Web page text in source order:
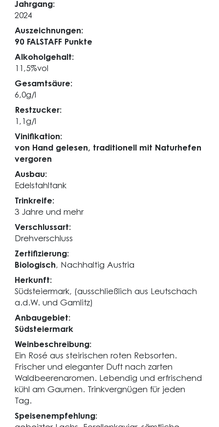
Jahrgang:
2024
Auszeichnungen:
90 FALSTAFF Punkte
Alkoholgehalt:
11,5%vol
Gesamtsäure:
6,0g/l
Restzucker:
1,1g/l
Vinifikation:
von Hand gelesen, traditionell mit Naturhefen
vergoren
Ausbau:
Edelstahltank
Trinkreife:
3 Jahre und mehr
Verschlussart:
Drehverschluss
Zertifizierung:
Biologisch, Nachhaltig Austria
Herkunft:
Südsteiermark, (ausschließlich aus Leutschach
a.d.W. und Gamlitz)
Anbaugebiet:
Südsteiermark
Weinbeschreibung:
Ein Rosé aus steirischen roten Rebsorten.
Frischer und eleganter Duft nach zarten
Waldbeerenaromen. Lebendig und erfrischend
kühl am Gaumen. Trinkvergnügen für jeden
Tag.
Speisenempfehlung: